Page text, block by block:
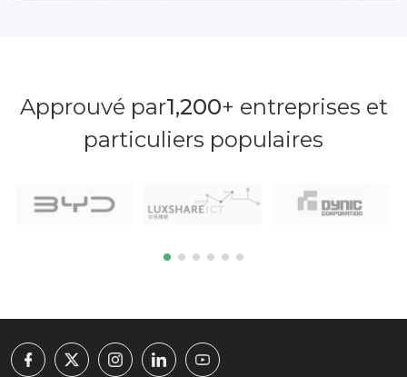
Approuvé par1,200+ entreprises et
particuliers populaires